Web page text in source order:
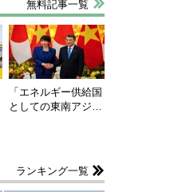
無料記事一覧
「エネルギー供給国
としての東南アジ…
ランキング一覧